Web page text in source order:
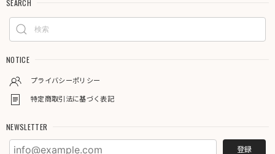
SEARCH
NOTICE
プライバシーポリシー
特定商取引法に基づく表記
NEWSLETTER
登録